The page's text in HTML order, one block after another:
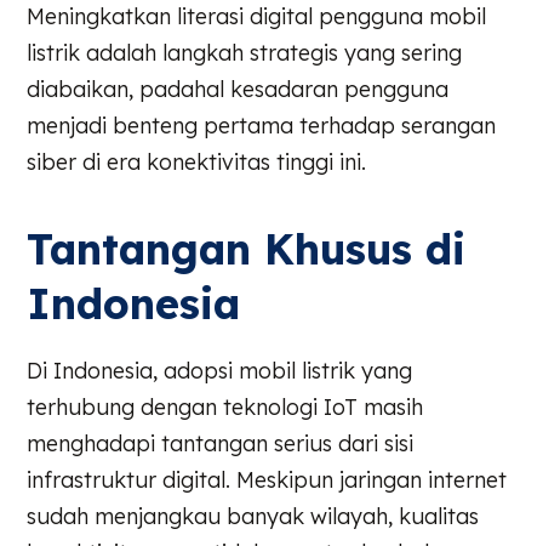
Meningkatkan literasi digital pengguna mobil
listrik adalah langkah strategis yang sering
diabaikan, padahal kesadaran pengguna
menjadi benteng pertama terhadap serangan
siber di era konektivitas tinggi ini.
Tantangan Khusus di
Indonesia
Di Indonesia, adopsi mobil listrik yang
terhubung dengan teknologi IoT masih
menghadapi tantangan serius dari sisi
infrastruktur digital. Meskipun jaringan internet
sudah menjangkau banyak wilayah, kualitas